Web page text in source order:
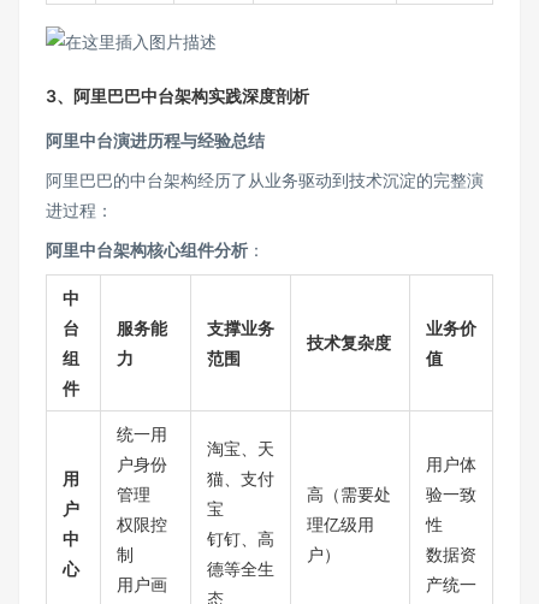
3、阿里巴巴中台架构实践深度剖析
阿里中台演进历程与经验总结
阿里巴巴的中台架构经历了从业务驱动到技术沉淀的完整演
进过程：
阿里中台架构核心组件分析 ：
中
台
组
件
服务能
力
支撑业务
范围
技术复杂度
业务价
值
用
户
中
心
统一用
户身份
管理
权限控
制
用户画
淘宝、天
猫、支付
宝
钉钉、高
德等全生
态
高（需要处
理亿级用
户）
用户体
验一致
性
数据资
产统一